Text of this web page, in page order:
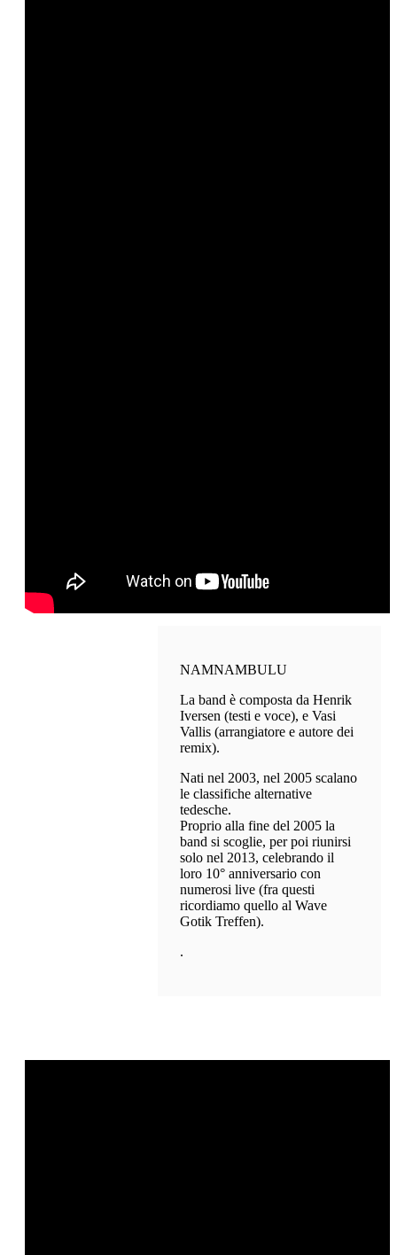
NAMNAMBULU
La band è composta da Henrik
Iversen (testi e voce), e Vasi
Vallis (arrangiatore e autore dei
remix).
Nati nel 2003, nel 2005 scalano
le classifiche alternative
tedesche.
Proprio alla fine del 2005 la
band si scoglie, per poi riunirsi
solo nel 2013, celebrando il
loro 10° anniversario con
numerosi live (fra questi
ricordiamo quello al Wave
Gotik Treffen).
.